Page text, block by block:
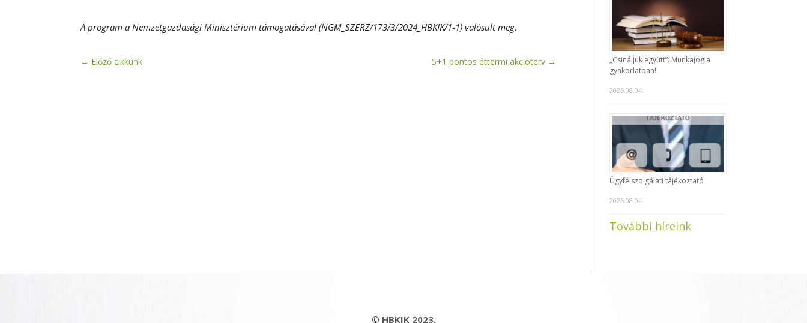
A program a Nemzetgazdasági Minisztérium támogatásával (NGM_SZERZ/173/3/2024_HBKIK/1-1) valósult meg.
← Előző cikkünk 5+1 pontos éttermi akcióterv →
„Csináljuk együtt”: Munkajog a
gyakorlatban!
2026.08.04.
Ügyfélszolgálati tájékoztató
2026.08.04.
További híreink
© HBKIK 2023.